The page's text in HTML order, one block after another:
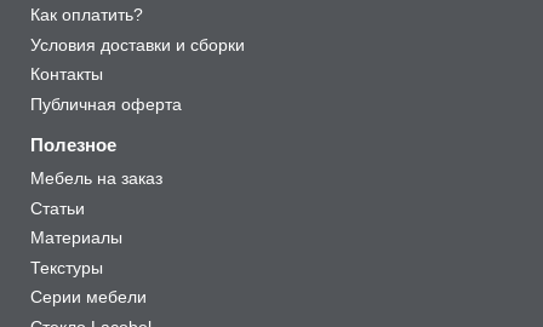
Как оплатить?
Условия доставки и сборки
Контакты
Публичная оферта
Полезное
Мебель на заказ
Статьи
Материалы
Текстуры
Серии мебели